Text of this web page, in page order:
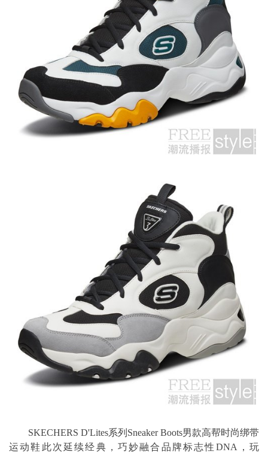
SKECHERS D'Lites系列Sneaker Boots男款高帮时尚绑带
运动鞋此次延续经典，巧妙融合品牌标志性DNA，玩